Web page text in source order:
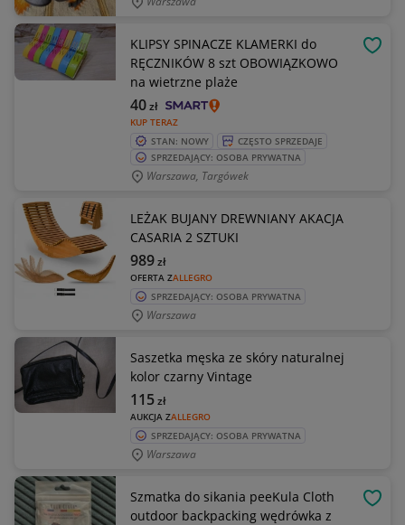
KLIPSY SPINACZE KLAMERKI do
RĘCZNIKÓW 8 szt OBOWIĄZKOWO
na wietrzne plaże
KUP TERAZ
40zł
STAN: NOWY
CZĘSTO SPRZEDAJE
SPRZEDAJĄCY: OSOBA PRYWATNA
Warszawa, Targówek
LEŻAK BUJANY DREWNIANY AKACJA
CASARIA 2 SZTUKI
OFERTA ZALLEGRO
989zł
SPRZEDAJĄCY: OSOBA PRYWATNA
Warszawa
Saszetka męska ze skóry naturalnej
kolor czarny Vintage
AUKCJA ZALLEGRO
115zł
SPRZEDAJĄCY: OSOBA PRYWATNA
Warszawa
Szmatka do sikania peeKula Cloth
outdoor backpacking wędrówka z